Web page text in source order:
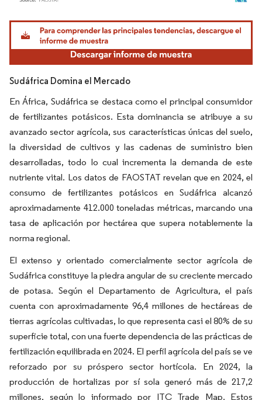
Imagen © Mordor Intelligence. El uso requiere atribución según CC BY 4.0.
Sudáfrica Domina el Mercado
En África, Sudáfrica se destaca como el principal consumidor
de fertilizantes potásicos. Esta dominancia se atribuye a su
avanzado sector agrícola, sus características únicas del suelo,
la diversidad de cultivos y las cadenas de suministro bien
desarrolladas, todo lo cual incrementa la demanda de este
nutriente vital. Los datos de FAOSTAT revelan que en 2024, el
consumo de fertilizantes potásicos en Sudáfrica alcanzó
aproximadamente 412.000 toneladas métricas, marcando una
tasa de aplicación por hectárea que supera notablemente la
norma regional.
El extenso y orientado comercialmente sector agrícola de
Sudáfrica constituye la piedra angular de su creciente mercado
de potasa. Según el Departamento de Agricultura, el país
cuenta con aproximadamente 96,4 millones de hectáreas de
tierras agrícolas cultivadas, lo que representa casi el 80% de su
superficie total, con una fuerte dependencia de las prácticas de
fertilización equilibrada en 2024. El perfil agrícola del país se ve
reforzado por su próspero sector hortícola. En 2024, la
producción de hortalizas por sí sola generó más de 217,2
millones, según lo informado por ITC Trade Map. Estos